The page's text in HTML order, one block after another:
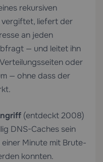
rekursiven
vergiftet, liefert der
an jeden
— und leitet ihn
oder
— ohne dass der
(entdeckt 2008)
DNS-Caches sein
Minute mit Brute-
konnten.